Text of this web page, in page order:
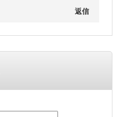
返信